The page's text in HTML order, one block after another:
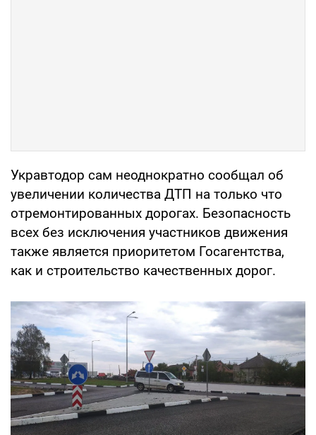
Укравтодор сам неоднократно сообщал об
увеличении количества ДТП на только что
отремонтированных дорогах. Безопасность
всех без исключения участников движения
также является приоритетом Госагентства,
как и строительство качественных дорог.